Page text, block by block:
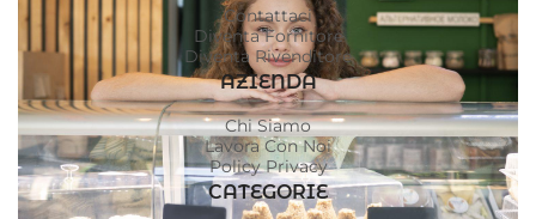
Contattaci
Diventa Fornitore
Diventa Rivenditore
AZIENDA
Chi Siamo
Lavora Con Noi
Policy Privacy
CATEGORIE